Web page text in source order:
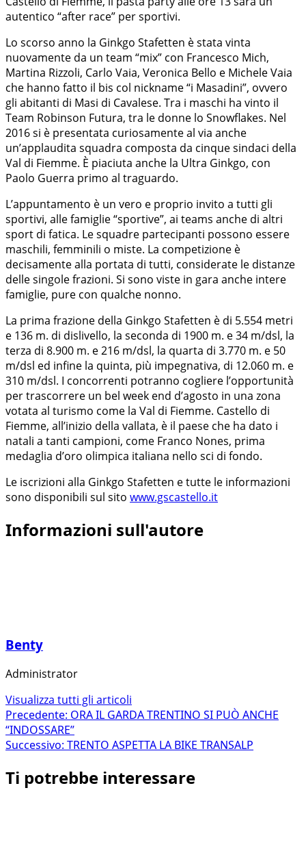
autentico “after race” per sportivi.
Lo scorso anno la Ginkgo Stafetten è stata vinta
nuovamente da un team “mix” con Francesco Mich,
Martina Rizzoli, Carlo Vaia, Veronica Bello e Michele Vaia
che hanno fatto il bis col nickname “i Masadini”, ovvero
gli abitanti di Masi di Cavalese. Tra i maschi ha vinto il
Team Robinson Futura, tra le donne lo Snowflakes. Nel
2016 si è presentata curiosamente al via anche
un’applaudita squadra composta da cinque sindaci della
Val di Fiemme. È piaciuta anche la Ultra Ginkgo, con
Paolo Guerra primo al traguardo.
L’appuntamento è un vero e proprio invito a tutti gli
sportivi, alle famiglie “sportive”, ai teams anche di altri
sport di fatica. Le squadre partecipanti possono essere
maschili, femminili o miste. La competizione è
decisamente alla portata di tutti, considerate le distanze
delle singole frazioni. Si sono viste in gara anche intere
famiglie, pure con qualche nonno.
La prima frazione della Ginkgo Stafetten è di 5.554 metri
e 136 m. di dislivello, la seconda di 1900 m. e 34 m/dsl, la
terza di 8.900 m. e 216 m/dsl, la quarta di 3.770 m. e 50
m/dsl ed infine la quinta, più impegnativa, di 12.060 m. e
310 m/dsl. I concorrenti potranno cogliere l’opportunità
per trascorrere un bel week end d’agosto in una zona
votata al turismo come la Val di Fiemme. Castello di
Fiemme, all’inizio della vallata, è il paese che ha dato i
natali a tanti campioni, come Franco Nones, prima
medaglia d’oro olimpica italiana nello sci di fondo.
Le iscrizioni alla Ginkgo Stafetten e tutte le informazioni
sono disponibili sul sito www.gscastello.it
Informazioni sull'autore
Benty
Administrator
Visualizza tutti gli articoli
Navigazione
articolo
Precedente: ORA IL GARDA TRENTINO SI PUÒ ANCHE
“INDOSSARE”
Successivo: TRENTO ASPETTA LA BIKE TRANSALP
Ti potrebbe interessare